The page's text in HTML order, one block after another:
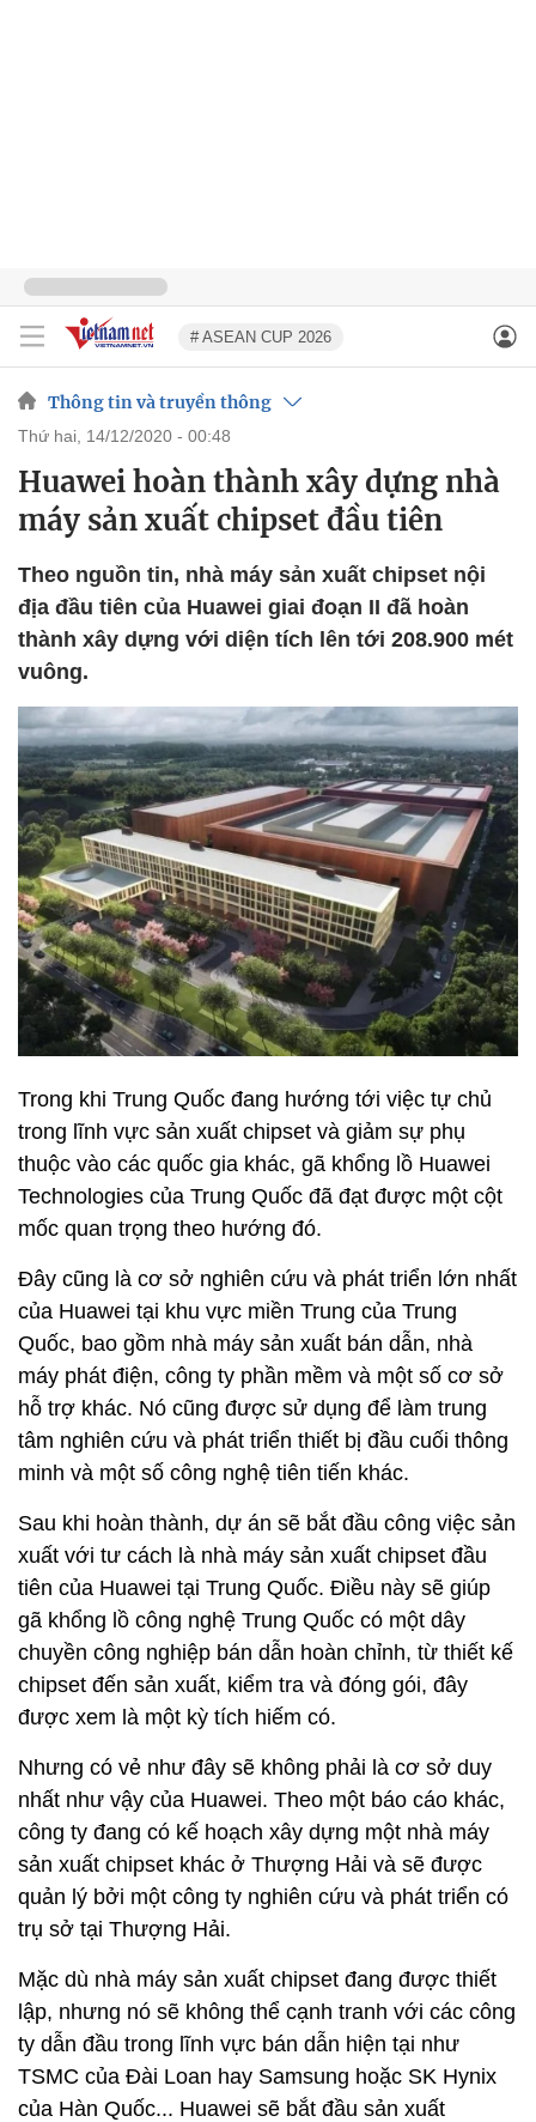
# ASEAN CUP 2026
Thông tin và truyền thông
thứ hai, 14/12/2020 - 00:48
Huawei hoàn thành xây dựng nhà
máy sản xuất chipset đầu tiên
Theo nguồn tin, nhà máy sản xuất chipset nội
địa đầu tiên của Huawei giai đoạn II đã hoàn
thành xây dựng với diện tích lên tới 208.900 mét
vuông.
Trong khi Trung Quốc đang hướng tới việc tự chủ
trong lĩnh vực sản xuất chipset và giảm sự phụ
thuộc vào các quốc gia khác, gã khổng lồ Huawei
Technologies của Trung Quốc đã đạt được một cột
mốc quan trọng theo hướng đó.
Đây cũng là cơ sở nghiên cứu và phát triển lớn nhất
của Huawei tại khu vực miền Trung của Trung
Quốc, bao gồm nhà máy sản xuất bán dẫn, nhà
máy phát điện, công ty phần mềm và một số cơ sở
hỗ trợ khác. Nó cũng được sử dụng để làm trung
tâm nghiên cứu và phát triển thiết bị đầu cuối thông
minh và một số công nghệ tiên tiến khác.
Sau khi hoàn thành, dự án sẽ bắt đầu công việc sản
xuất với tư cách là nhà máy sản xuất chipset đầu
tiên của Huawei tại Trung Quốc. Điều này sẽ giúp
gã khổng lồ công nghệ Trung Quốc có một dây
chuyền công nghiệp bán dẫn hoàn chỉnh, từ thiết kế
chipset đến sản xuất, kiểm tra và đóng gói, đây
được xem là một kỳ tích hiếm có.
Nhưng có vẻ như đây sẽ không phải là cơ sở duy
nhất như vậy của Huawei. Theo một báo cáo khác,
công ty đang có kế hoạch xây dựng một nhà máy
sản xuất chipset khác ở Thượng Hải và sẽ được
quản lý bởi một công ty nghiên cứu và phát triển có
trụ sở tại Thượng Hải.
Mặc dù nhà máy sản xuất chipset đang được thiết
lập, nhưng nó sẽ không thể cạnh tranh với các công
ty dẫn đầu trong lĩnh vực bán dẫn hiện tại như
TSMC của Đài Loan hay Samsung hoặc SK Hynix
của Hàn Quốc... Huawei sẽ bắt đầu sản xuất